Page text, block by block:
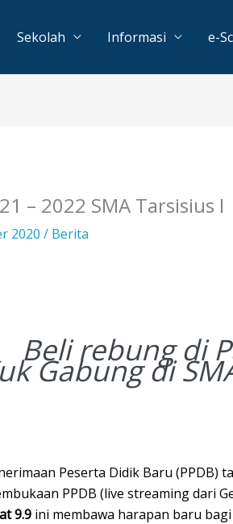
Sekolah Informasi e-
– 2022 SMA Tarsisius I
2020 / Berita
Beli rebung di
Gabung di
Peserta Didik Baru (PPDB)
PPDB (live streaming dari
9.9 ini membawa harapan baru